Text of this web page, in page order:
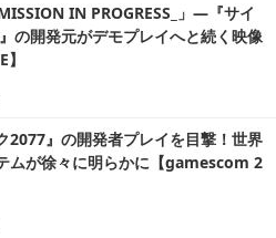
IN PROGRESS_」―『サイ
の開発元がデモプレイへと続く映像
2077』の開発者プレイを目撃！世界
ムが徐々に明らかに【gamescom 2